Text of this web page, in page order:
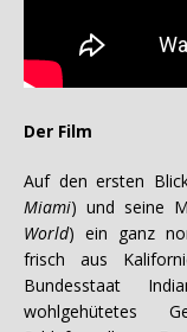
Der Film
Auf den ersten
Miami) und seine
World) ein ganz
frisch aus
Bundesstaat
wohlgehütetes